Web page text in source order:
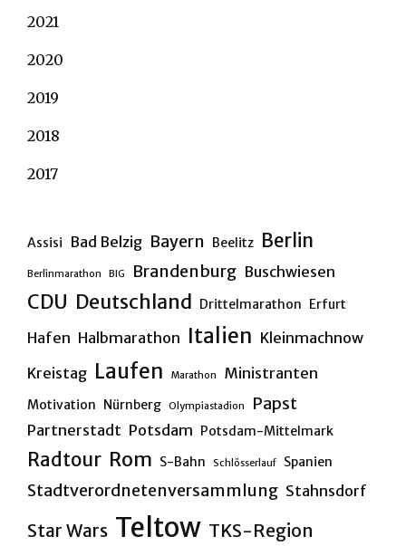
2021
2020
2019
2018
2017
Assisi Bad Belzig Bayern Beelitz Berlin
Berlinmarathon BIG Brandenburg Buschwiesen
CDU Deutschland Drittelmarathon Erfurt
Hafen Halbmarathon Italien Kleinmachnow
Kreistag Laufen Marathon Ministranten
Motivation Nürnberg Olympiastadion Papst
Partnerstadt Potsdam Potsdam-Mittelmark
Radtour Rom S-Bahn Schlösserlauf Spanien
Stadtverordnetenversammlung Stahnsdorf
Star Wars Teltow TKS-Region